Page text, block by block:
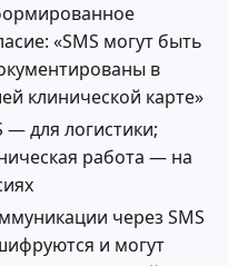
«SMS могут быть
в
клинической карте»
— для логистики;
работа — на
через SMS
и могут